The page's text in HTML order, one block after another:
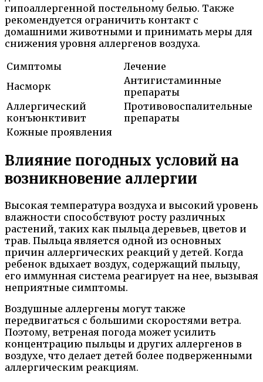
гипоаллергенной постельному белью. Также
рекомендуется ограничить контакт с
домашними животными и принимать меры для
снижения уровня аллергенов воздуха.
Симптомы
Лечение
Насморк
Антигистаминные
препараты
Аллергический
конъюнктивит
Противовоспалительные
препараты
Кожные проявления
Влияние погодных условий на
возникновение аллергии
Высокая температура воздуха и высокий уровень
влажности способствуют росту различных
растений, таких как пыльца деревьев, цветов и
трав. Пыльца является одной из основных
причин аллергических реакций у детей. Когда
ребенок вдыхает воздух, содержащий пыльцу,
его иммунная система реагирует на нее, вызывая
неприятные симптомы.
Воздушные аллергены могут также
передвигаться с большими скоростями ветра.
Поэтому, ветреная погода может усилить
концентрацию пыльцы и других аллергенов в
воздухе, что делает детей более подверженными
аллергическим реакциям.